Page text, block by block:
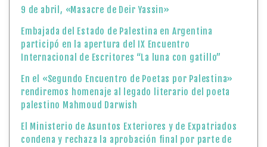
9 de abril, «Masacre de Deir Yassin»
Embajada del Estado de Palestina en Argentina
participó en la apertura del IX Encuentro
Internacional de Escritores “La luna con gatillo”
En el «Segundo Encuentro de Poetas por Palestina»
rendiremos homenaje al legado literario del poeta
palestino Mahmoud Darwish
El Ministerio de Asuntos Exteriores y de Expatriados
condena y rechaza la aprobación final por parte de